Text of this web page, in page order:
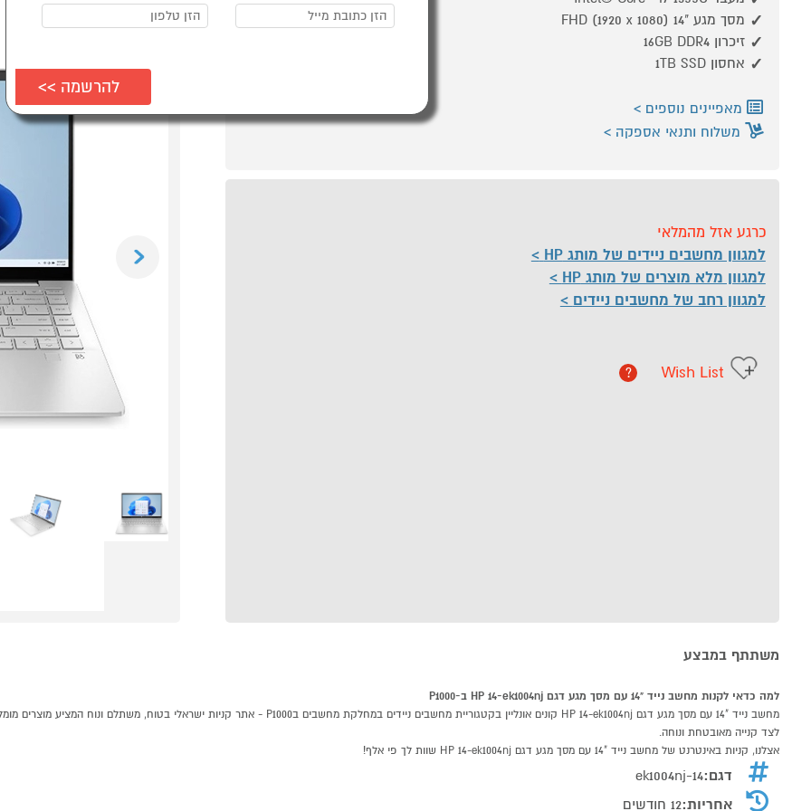
מסך מגע "14 FHD (1920 x 1080)
זיכרון 16GB DDR4
אחסון 1TB SSD
מאפיינים נוספים
משלוח ותנאי אספקה
כרגע אזל מהמלאי
למגוון מחשבים ניידים של מותג HP
למגוון מלא מוצרים של מותג HP
למגוון רחב של מחשבים ניידים
Wish List
?
משתתף במבצע
למה כדאי לקנות מחשב נייד "14 עם מסך מגע דגם HP 14-ek1004nj ב-P1000
לצד קנייה מאובטחת ונוחה.
אצלנו, קניות באינטרנט של מחשב נייד "14 עם מסך מגע דגם HP 14-ek1004nj שוות לך פי אלף!
דגם:14-ek1004nj
אחריות:12 חודשים